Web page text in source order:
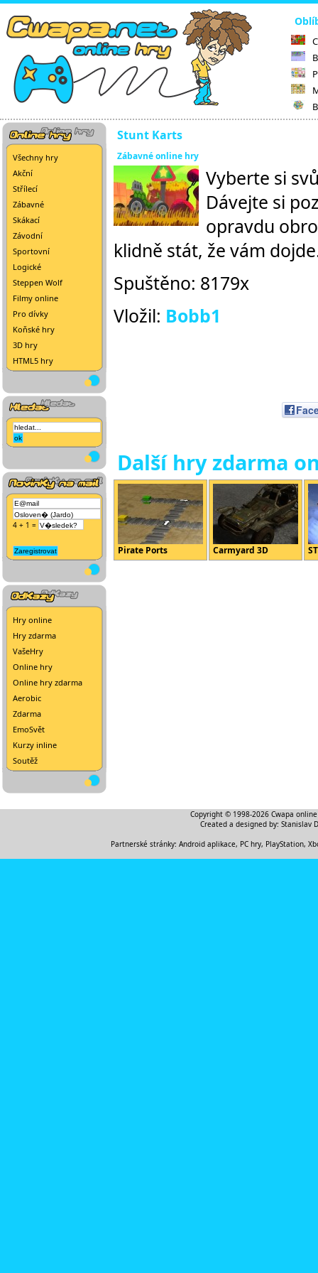
Všechny hry
Akční
Střílecí
Zábavné
Skákací
Závodní
Sportovní
Logické
Steppen Wolf
Filmy online
Pro dívky
Koňské hry
3D hry
HTML5 hry
4 + 1 =
Hry online
Hry zdarma
VašeHry
Online hry
Online hry zdarma
Aerobic
Zdarma
EmoSvět
Kurzy inline
Soutěž
Stunt Karts
Zábavné online hry
Vyberte si
Dávejte si
opravdu
klidně stát, že vám
Spuštěno: 8179x
Vložil: Bobb1
Další hry zdarma
Pirate Ports Carmyard 3D
Copyright © 1998-2026 Cwapa
Created a designed by: Stanislav
Partnerské stránky: Android aplikace, PC hry, PlayStation,